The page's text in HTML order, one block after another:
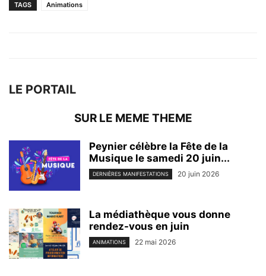
TAGS Animations
LE PORTAIL
SUR LE MEME THEME
Peynier célèbre la Fête de la
Musique le samedi 20 juin...
DERNIÈRES MANIFESTATIONS 20 juin 2026
La médiathèque vous donne
rendez-vous en juin
ANIMATIONS 22 mai 2026